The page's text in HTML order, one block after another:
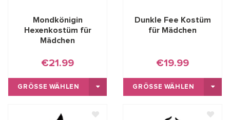
Mondkönigin
Hexenkostüm für
Mädchen
€21.99
GRÖSSE WÄHLEN
Dunkle Fee Kostüm
für Mädchen
€19.99
GRÖSSE WÄHLEN